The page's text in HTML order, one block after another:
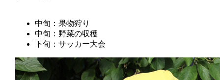
中旬：果物狩り
中旬：野菜の収穫
下旬：サッカー大会